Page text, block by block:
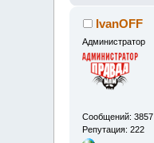
IvanOFF
Администратор
Сообщений: 3857
Репутация: 222